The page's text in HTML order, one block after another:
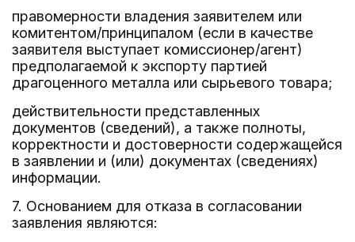
правомерности владения заявителем или
комитентом/принципалом (если в качестве
заявителя выступает комиссионер/агент)
предполагаемой к экспорту партией
драгоценного металла или сырьевого товара;
действительности представленных
документов (сведений), а также полноты,
корректности и достоверности содержащейся
в заявлении и (или) документах (сведениях)
информации.
7. Основанием для отказа в согласовании
заявления являются: